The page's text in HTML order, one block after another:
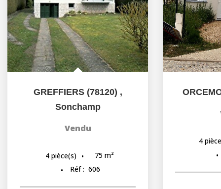
GREFFIERS (78120) ,
Sonchamp
Vendu
4 pièce(s) 75 m²
Réf : 606
4